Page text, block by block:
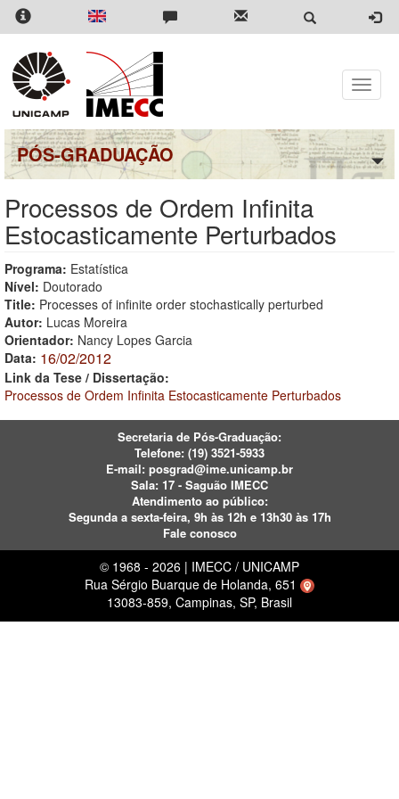
Pular
para
conteúdo
principal
Toggle
PÓS-GRADUAÇÃO
Processos de Ordem Infinita
Estocasticamente Perturbados
Programa: Estatística
Nível: Doutorado
Title: Processes of infinite order stochastically perturbed
Autor: Lucas Moreira
Orientador: Nancy Lopes Garcia
Data: 16/02/2012
Link da Tese / Dissertação:
Processos de Ordem Infinita Estocasticamente Perturbados
Secretaria de Pós-Graduação:
Telefone: (19) 3521-5933
E-mail: posgrad@ime.unicamp.br
Sala: 17 - Saguão IMECC
Atendimento ao público:
Segunda a sexta-feira, 9h às 12h e 13h30 às 17h
Fale conosco
© 1968 - 2026 | IMECC / UNICAMP
Rua Sérgio Buarque de Holanda, 651
13083-859, Campinas, SP, Brasil